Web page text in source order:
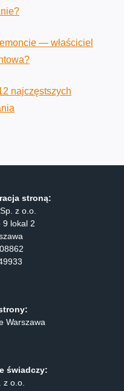
— właściciel
najczęstszych
stroną:
z o.o.
9 lokal 2
Warszawa
świadczy:
z o.o.